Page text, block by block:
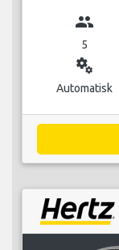
group
5
miscellaneous_services
Automatisk